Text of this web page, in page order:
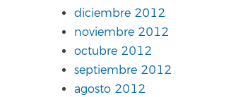
diciembre 2012
noviembre 2012
octubre 2012
septiembre 2012
agosto 2012